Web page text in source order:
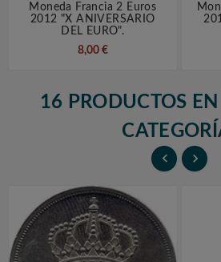
Moneda Francia 2 Euros
2012 "X ANIVERSARIO
DEL EURO".
8,00 €
16 PRODUCTOS
 